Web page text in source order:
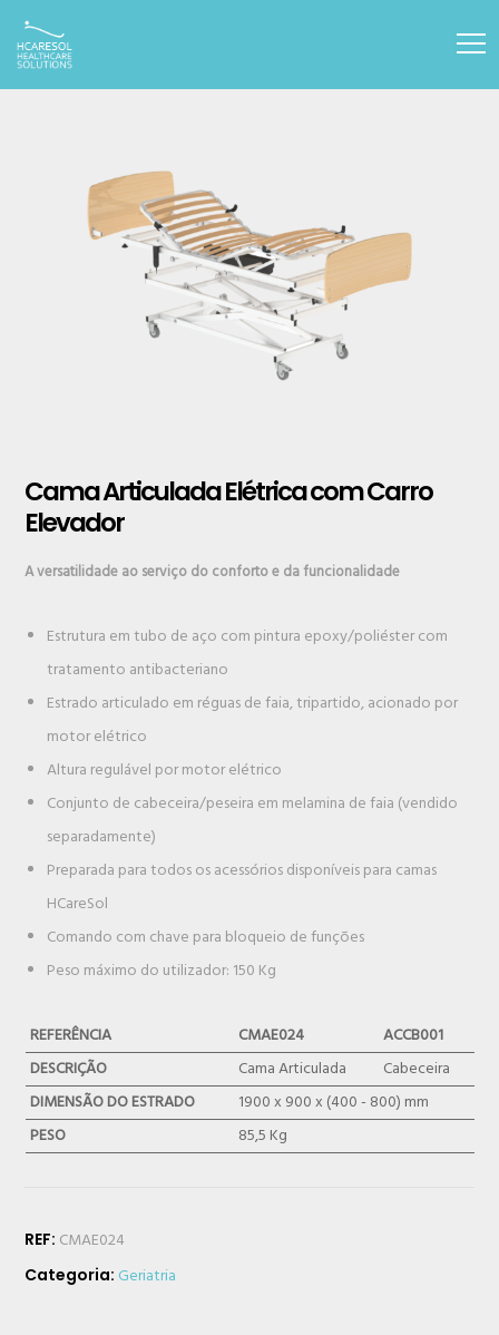
Cama Articulada Elétrica com Carro
Elevador
A versatilidade ao serviço do conforto e da funcionalidade
Estrutura em tubo de aço com pintura epoxy/poliéster com
tratamento antibacteriano
Estrado articulado em réguas de faia, tripartido, acionado por
motor elétrico
Altura regulável por motor elétrico
Conjunto de cabeceira/peseira em melamina de faia (vendido
separadamente)
Preparada para todos os acessórios disponíveis para camas
HCareSol
Comando com chave para bloqueio de funções
Peso máximo do utilizador: 150 Kg
REFERÊNCIA CMAE024
ACCB001
DESCRIÇÃO
Cama Articulada
Cabeceira
DIMENSÃO DO ESTRADO
1900 x 900 x (400 - 800) mm
PESO
85,5 Kg
REF: CMAE024
Categoria: Geriatria